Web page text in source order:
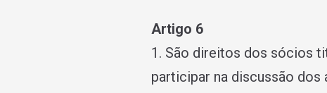
Artigo 6
1. São direitos dos sócios
participar na discussão